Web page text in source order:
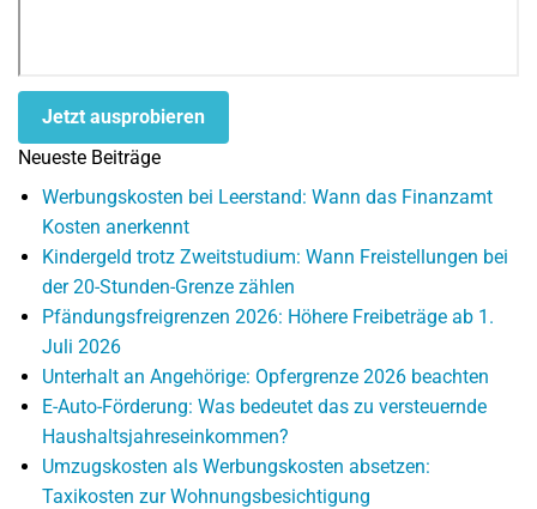
Jetzt ausprobieren
Neueste Beiträge
Werbungskosten bei Leerstand: Wann das Finanzamt
Kosten anerkennt
Kindergeld trotz Zweitstudium: Wann Freistellungen bei
der 20-Stunden-Grenze zählen
Pfändungsfreigrenzen 2026: Höhere Freibeträge ab 1.
Juli 2026
Unterhalt an Angehörige: Opfergrenze 2026 beachten
E-Auto-Förderung: Was bedeutet das zu versteuernde
Haushaltsjahreseinkommen?
Umzugskosten als Werbungskosten absetzen:
Taxikosten zur Wohnungsbesichtigung